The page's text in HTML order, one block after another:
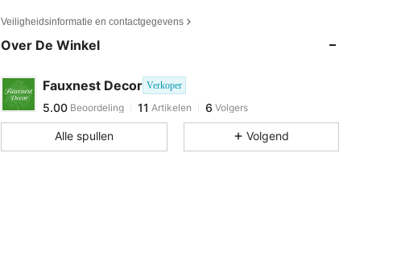
Veiligheidsinformatie en contactgegevens
Over De Winkel
Fauxnest Decor Verkoper
5.00
5.00
11
5.00 Beoordeling 11 Artikelen 6 Volgers
g***ogevolgd 1 dag geleden
Alle spullen Volgend